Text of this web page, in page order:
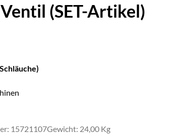
(SET-Artikel)
15721107Gewicht: 24,00 Kg